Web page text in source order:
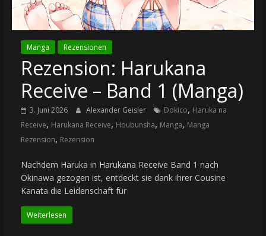
Manga Rezensionen
Rezension: Harukana
Receive – Band 1 (Manga)
3. Juni 2026 Alexander Geisler Dokico, Haruka na
Receive, Harukana Receive, Houbunsha, Manga, Manga
Rezension, Rezension
Nachdem Haruka in Harukana Receive Band 1 nach
Okinawa gezogen ist, entdeckt sie dank ihrer Cousine
Kanata die Leidenschaft für
Weiterlesen